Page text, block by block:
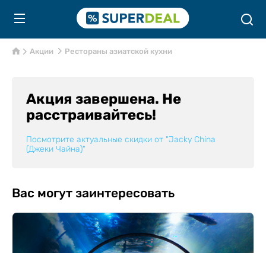
Акции Рестораны азиатской кухни
Акция завершена. Не
расстраивайтесь!
Посмотрите актуальные скидки от "Jacky China
(Джеки Чайна)"
Вас могут заинтересовать